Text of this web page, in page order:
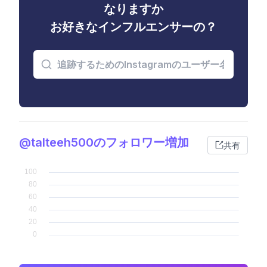
なりますか
お好きなインフルエンサーの？
@talteeh500のフォロワー増加 共有